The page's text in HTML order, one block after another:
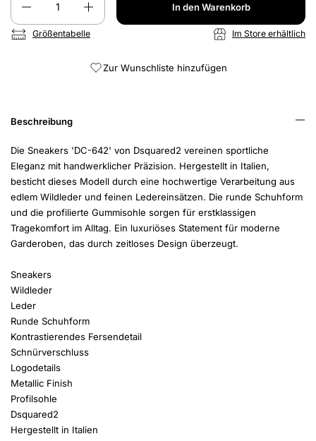
In den Warenkorb
Größentabelle Im Store erhältlich
Zur Wunschliste hinzufügen
Beschreibung
Die Sneakers 'DC-642' von Dsquared2 vereinen sportliche
Eleganz mit handwerklicher Präzision. Hergestellt in Italien,
besticht dieses Modell durch eine hochwertige Verarbeitung aus
edlem Wildleder und feinen Ledereinsätzen. Die runde Schuhform
und die profilierte Gummisohle sorgen für erstklassigen
Tragekomfort im Alltag. Ein luxuriöses Statement für moderne
Garderoben, das durch zeitloses Design überzeugt.
Sneakers
Wildleder
Leder
Runde Schuhform
Kontrastierendes Fersendetail
Schnürverschluss
Logodetails
Metallic Finish
Profilsohle
Dsquared2
Hergestellt in Italien